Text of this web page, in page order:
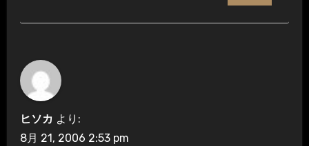
ヒソカ より:
8月 21, 2006 2:53 pm